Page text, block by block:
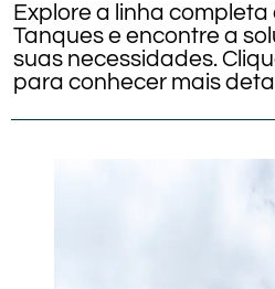
Explore a linha
Tanques e encontre a
suas necessidades.
para conhecer mais